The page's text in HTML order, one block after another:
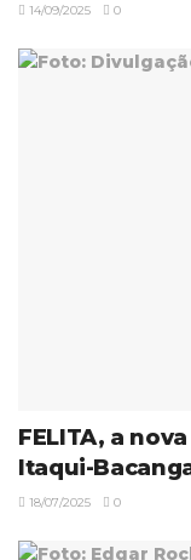
14/09/2025 0
FELITA, a
Itaqui-
18/07/2025 0